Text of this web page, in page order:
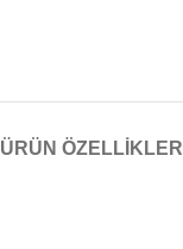
ÜRÜN ÖZELLIKLERI